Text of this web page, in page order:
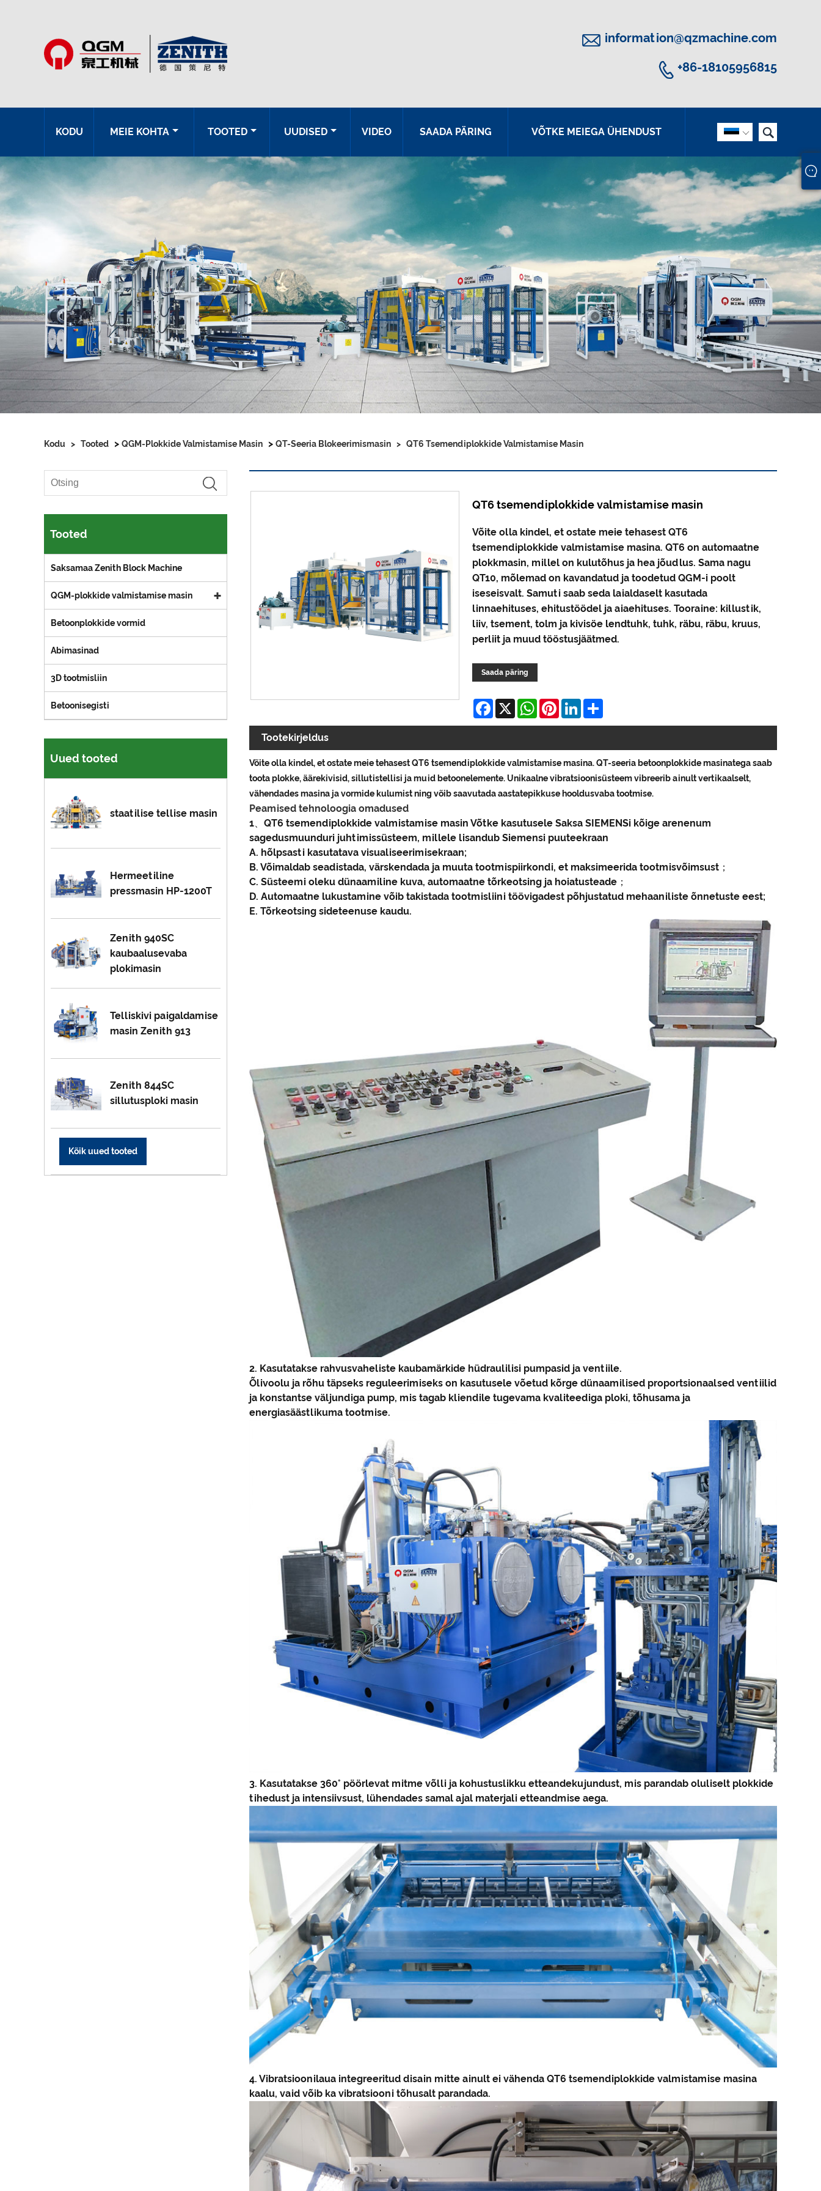
 information@qzmachine.com
 +86-18105956815
 
KODU MEIE KOHTA TOOTED UUDISED VIDEO SAADA PÄRING VÕTKE MEIEGA ÜHENDUST
Kodu > Tooted > QGM-Plokkide Valmistamise Masin > QT-Seeria Blokeerimismasin > QT6 Tsemendiplokkide Valmistamise Masin
Tooted
Saksamaa Zenith Block Machine
QGM-plokkide valmistamise masin
Betoonplokkide vormid
Abimasinad
3D tootmisliin
Betoonisegisti
Uued tooted
staatilise tellise masin
Hermeetiline
pressmasin HP-1200T
Zenith 940SC
kaubaalusevaba
plokimasin
Telliskivi paigaldamise
masin Zenith 913
Zenith 844SC
sillutusploki masin
Kõik uued tooted
QT6 tsemendiplokkide valmistamise masin
Võite olla kindel, et ostate meie tehasest QT6
tsemendiplokkide valmistamise masina. QT6 on automaatne
plokkmasin, millel on kulutõhus ja hea jõudlus. Sama nagu
QT10, mõlemad on kavandatud ja toodetud QGM-i poolt
iseseisvalt. Samuti saab seda laialdaselt kasutada
linnaehituses, ehitustöödel ja aiaehituses. Tooraine: killustik,
liiv, tsement, tolm ja kivisöe lendtuhk, tuhk, räbu, räbu, kruus,
perliit ja muud tööstusjäätmed.
Saada päring
Facebook
X WhatsApp
Pinterest
LinkedIn
Share
Tootekirjeldus
Võite olla kindel, et ostate meie tehasest QT6 tsemendiplokkide valmistamise masina. QT-seeria betoonplokkide masinatega saab
toota plokke, äärekivisid, sillutistellisi ja muid betoonelemente. Unikaalne vibratsioonisüsteem vibreerib ainult vertikaalselt,
vähendades masina ja vormide kulumist ning võib saavutada aastatepikkuse hooldusvaba tootmise.
Peamised tehnoloogia omadused
1、QT6 tsemendiplokkide valmistamise masin Võtke kasutusele Saksa SIEMENSi kõige arenenum
sagedusmuunduri juhtimissüsteem, millele lisandub Siemensi puuteekraan
A. hõlpsasti kasutatava visualiseerimisekraan;
B. Võimaldab seadistada, värskendada ja muuta tootmispiirkondi, et maksimeerida tootmisvõimsust；
C. Süsteemi oleku dünaamiline kuva, automaatne tõrkeotsing ja hoiatusteade；
D. Automaatne lukustamine võib takistada tootmisliini töövigadest põhjustatud mehaaniliste õnnetuste eest;
E. Tõrkeotsing sideteenuse kaudu.
2. Kasutatakse rahvusvaheliste kaubamärkide hüdraulilisi pumpasid ja ventiile.
Õlivoolu ja rõhu täpseks reguleerimiseks on kasutusele võetud kõrge dünaamilised proportsionaalsed ventiilid
ja konstantse väljundiga pump, mis tagab kliendile tugevama kvaliteediga ploki, tõhusama ja
energiasäästlikuma tootmise.
3. Kasutatakse 360° pöörlevat mitme võlli ja kohustuslikku etteandekujundust, mis parandab oluliselt plokkide
tihedust ja intensiivsust, lühendades samal ajal materjali etteandmise aega.
4. Vibratsioonilaua integreeritud disain mitte ainult ei vähenda QT6 tsemendiplokkide valmistamise masina
kaalu, vaid võib ka vibratsiooni tõhusalt parandada.